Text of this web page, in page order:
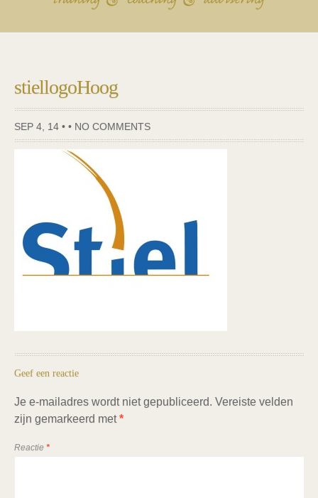
stiellogoHoog
SEP 4, 14 • • NO COMMENTS
Geef een reactie
Je e-mailadres wordt niet gepubliceerd. Vereiste velden
zijn gemarkeerd met*
Reactie *